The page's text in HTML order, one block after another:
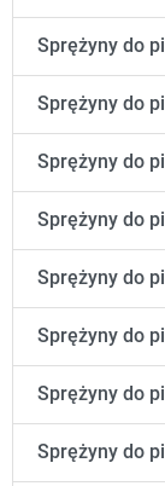
Sprężyny do
Sprężyny do
Sprężyny do
Sprężyny do
Sprężyny do
Sprężyny do
Sprężyny do
Sprężyny do